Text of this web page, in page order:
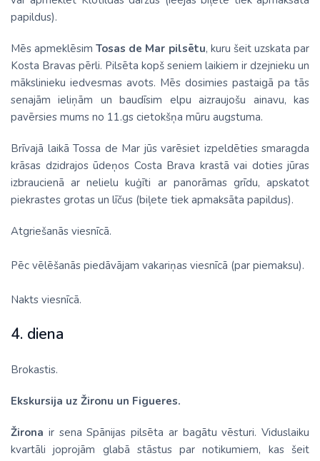
papildus).
Mēs apmeklēsimTosas de Mar pilsētu, kuru šeit uzskata par
Kosta Bravas pērli. Pilsēta kopš seniem laikiem ir dzejnieku un
mākslinieku iedvesmas avots. Mēs dosimies pastaigā pa tās
senajām ieliņām un baudīsim elpu aizraujošu ainavu, kas
pavērsies mums no 11.gs cietokšņa mūru augstuma.
Brīvajā laikā Tossa de Mar jūs varēsiet izpeldēties smaragda
krāsas dzidrajos ūdeņos Costa Brava krastā vai doties jūras
izbraucienā ar nelielu kuģīti ar panorāmas grīdu, apskatot
piekrastes grotas un līčus (biļete tiek apmaksāta papildus).
Atgriešanās viesnīcā.
Pēc vēlēšanās piedāvājam vakariņas viesnīcā (par piemaksu).
Nakts viesnīcā.
4. diena
Brokastis.
Ekskursija uz Žironu un Figueres.
Žirona ir sena Spānijas pilsēta ar bagātu vēsturi. Viduslaiku
kvartāli joprojām glabā stāstus par notikumiem, kas šeit